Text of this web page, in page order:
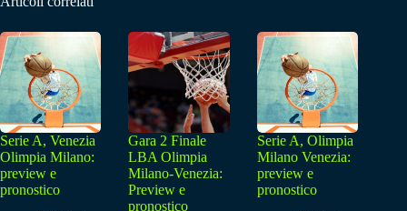
Serie A, Venezia
Olimpia Milano:
preview e
pronostico
Gara 2 Finale
LBA Olimpia
Milano-Venezia:
Preview e
pronostico
Serie A, Olimpia
Milano Venezia:
preview e
pronostico